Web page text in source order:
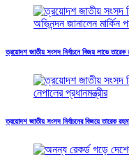
ত্রয়োদশ জাতীয় সংসদ নির্বাচনে বিজয় লাভে তারেক
ত্রয়োদশ জাতীয় সংসদ নির্বাচনের বিজয়ে তারেক